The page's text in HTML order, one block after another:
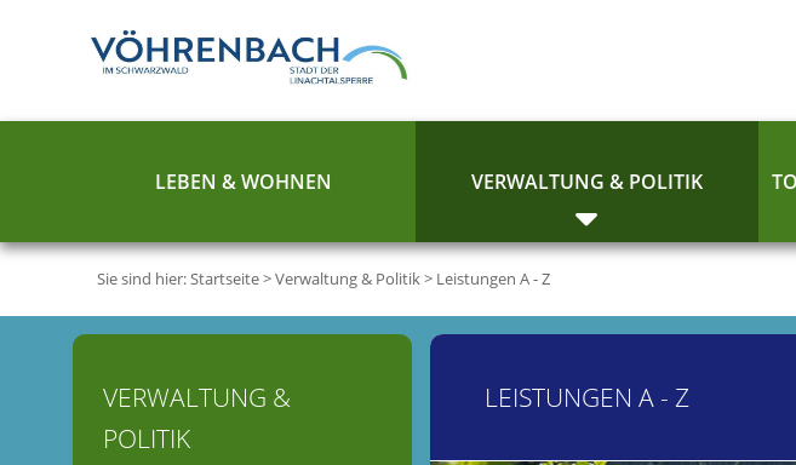
LEBEN & WOHNEN VERWALTUNG & POLITIK
Sie sind hier:Startseite>Verwaltung & Politik> Leistungen A - Z
LEISTUNGEN A - Z
VERWALTUNG &
POLITIK